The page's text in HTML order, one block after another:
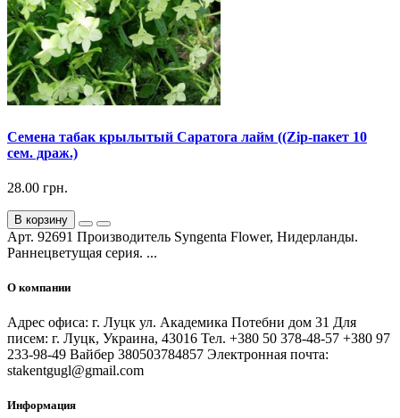
Семена табак крылытый Саратога лайм ((Zip-пакет 10
сем. драж.)
28.00 грн.
В корзину
Арт. 92691 Производитель Syngenta Flower, Нидерланды.
Раннецветущая серия. ...
О компании
Адрес офиса: г. Луцк ул. Академика Потебни дом 31 Для
писем: г. Луцк, Украина, 43016 Тел. +380 50 378-48-57 +380 97
233-98-49 Вайбер 380503784857 Электронная почта:
stakentgugl@gmail.com
Информация